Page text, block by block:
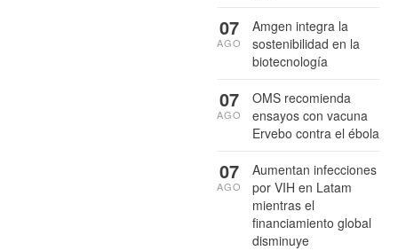
Amgen integra la
sostenibilidad en la
biotecnología
07
AGO
OMS recomienda
ensayos con vacuna
Ervebo contra el ébola
07
AGO
Aumentan infecciones
por VIH en Latam
mientras el
financiamiento global
disminuye
07
AGO